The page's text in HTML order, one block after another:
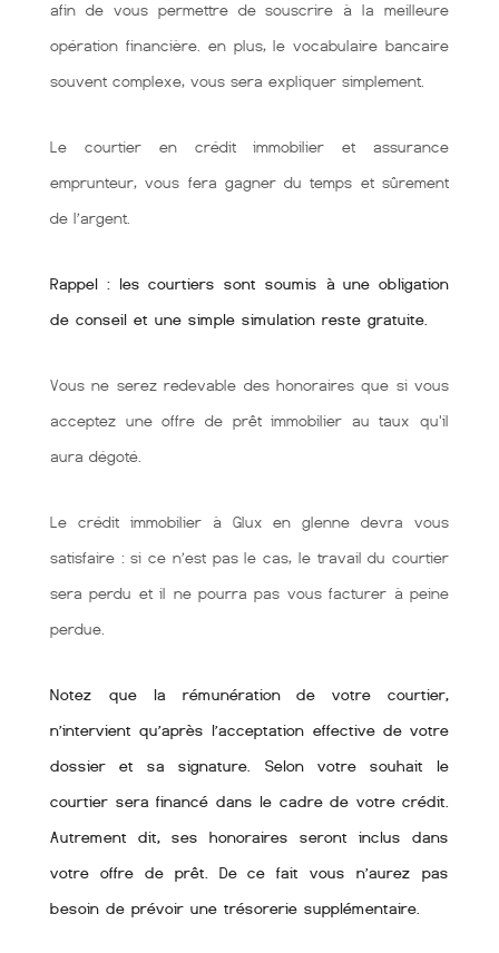
afin de vous permettre de souscrire à la meilleure
opération financière. en plus, le vocabulaire bancaire
souvent complexe, vous sera expliquer simplement.
Le courtier en crédit immobilier et assurance
emprunteur, vous fera gagner du temps et sûrement
de l’argent.
Rappel : les courtiers sont soumis à une obligation
de conseil et une simple simulation reste gratuite.
Vous ne serez redevable des honoraires que si vous
acceptez une offre de prêt immobilier au taux qu'il
aura dégoté.
Le crédit immobilier à Glux en glenne devra vous
satisfaire : si ce n’est pas le cas, le travail du courtier
sera perdu et il ne pourra pas vous facturer à peine
perdue.
Notez que la rémunération de votre courtier,
n’intervient qu’après l’acceptation effective de votre
dossier et sa signature. Selon votre souhait le
courtier sera financé dans le cadre de votre crédit.
Autrement dit, ses honoraires seront inclus dans
votre offre de prêt. De ce fait vous n’aurez pas
besoin de prévoir une trésorerie supplémentaire.